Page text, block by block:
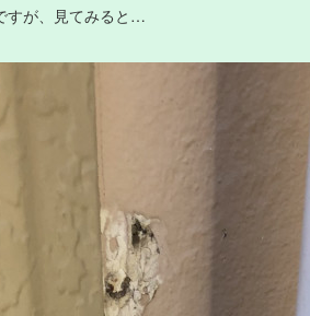
すが、見てみると…